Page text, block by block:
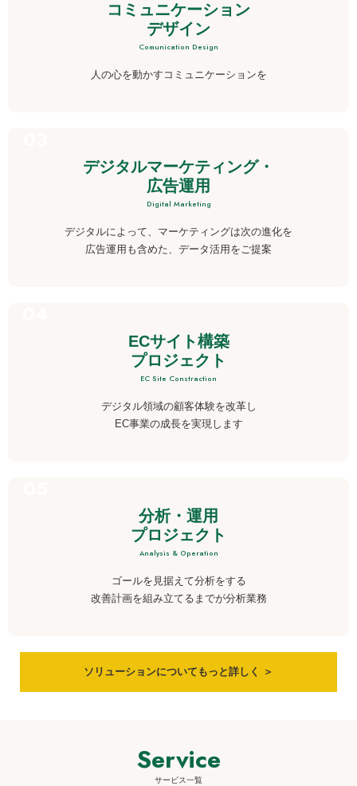
コミュニケーション
デザイン
Comunication Design
人の心を動かすコミュニケーションを
デジタルマーケティング・
広告運用
Digital Marketing
デジタルによって、マーケティングは次の進化を
広告運用も含めた、データ活用をご提案
ECサイト構築
プロジェクト
EC Site Constraction
デジタル領域の顧客体験を改革し
EC事業の成長を実現します
分析・運用
プロジェクト
Analysis & Operation
ゴールを見据えて分析をする
改善計画を組み立てるまでが分析業務
ソリューションについて もっと詳しく ＞
Service
サービス一覧